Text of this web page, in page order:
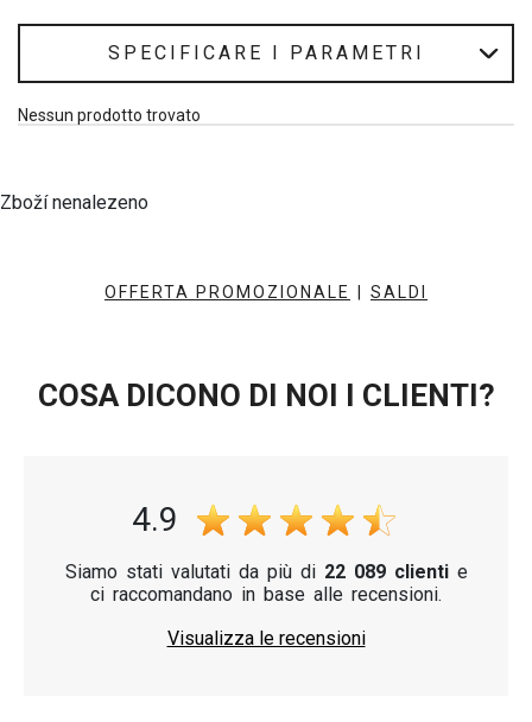
SPECIFICARE I PARAMETRI
Nessun prodotto trovato
Zboží nenalezeno
OFFERTA PROMOZIONALE SALDI
COSA DICONO DI NOI I CLIENTI?
4.9
Siamo stati valutati da più di 22 089 clientie
ci raccomandano in base alle recensioni.
Visualizza le recensioni